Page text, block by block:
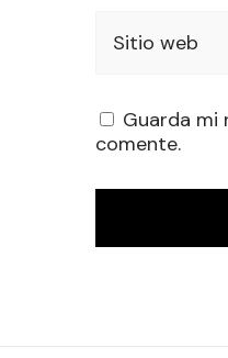
Sitio web
Guarda mi
comente.